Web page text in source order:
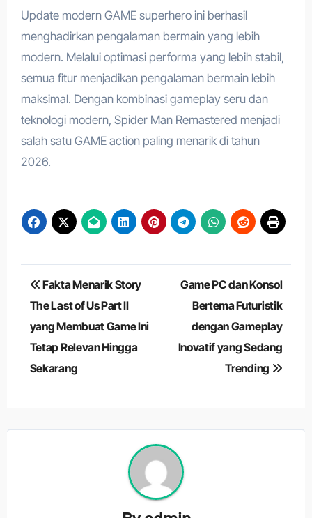
Update modern GAME superhero ini berhasil
menghadirkan pengalaman bermain yang lebih
modern. Melalui optimasi performa yang lebih stabil,
semua fitur menjadikan pengalaman bermain lebih
maksimal. Dengan kombinasi gameplay seru dan
teknologi modern, Spider Man Remastered menjadi
salah satu GAME action paling menarik di tahun
2026.
Navigasi
pos
Fakta Menarik Story
The Last of Us Part II
yang Membuat Game Ini
Tetap Relevan Hingga
Sekarang
Game PC dan Konsol
Bertema Futuristik
dengan Gameplay
Inovatif yang Sedang
Trending